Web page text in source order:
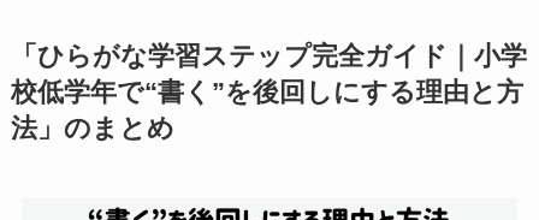
「ひらがな学習ステップ完全ガイド｜小学
校低学年で“書く”を後回しにする理由と方
法」のまとめ